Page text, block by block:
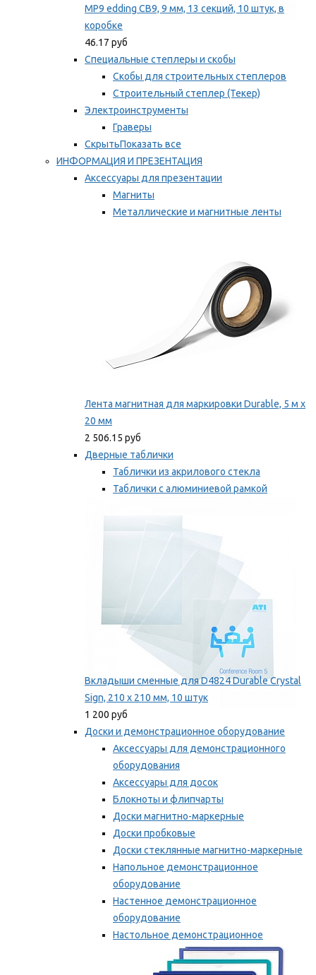
MP9 edding CB9, 9 мм, 13 секций, 10 штук, в
коробке
46.17 руб
Специальные степлеры и скобы
Скобы для строительных степлеров
Строительный степлер (Текер)
Электроинструменты
Граверы
СкрытьПоказать все
ИНФОРМАЦИЯ И ПРЕЗЕНТАЦИЯ
Аксессуары для презентации
Магниты
Металлические и магнитные ленты
Лента магнитная для маркировки Durable, 5 м х
20 мм
2 506.15 руб
Дверные таблички
Таблички из акрилового стекла
Таблички с алюминиевой рамкой
Вкладыши сменные для D4824 Durable Crystal
Sign, 210 x 210 мм, 10 штук
1 200 руб
Доски и демонстрационное оборудование
Аксессуары для демонстрационного
оборудования
Аксессуары для досок
Блокноты и флипчарты
Доски магнитно-маркерные
Доски пробковые
Доски стеклянные магнитно-маркерные
Напольное демонстрационное
оборудование
Настенное демонстрационное
оборудование
Настольное демонстрационное
оборудование
Мы рекомендуем